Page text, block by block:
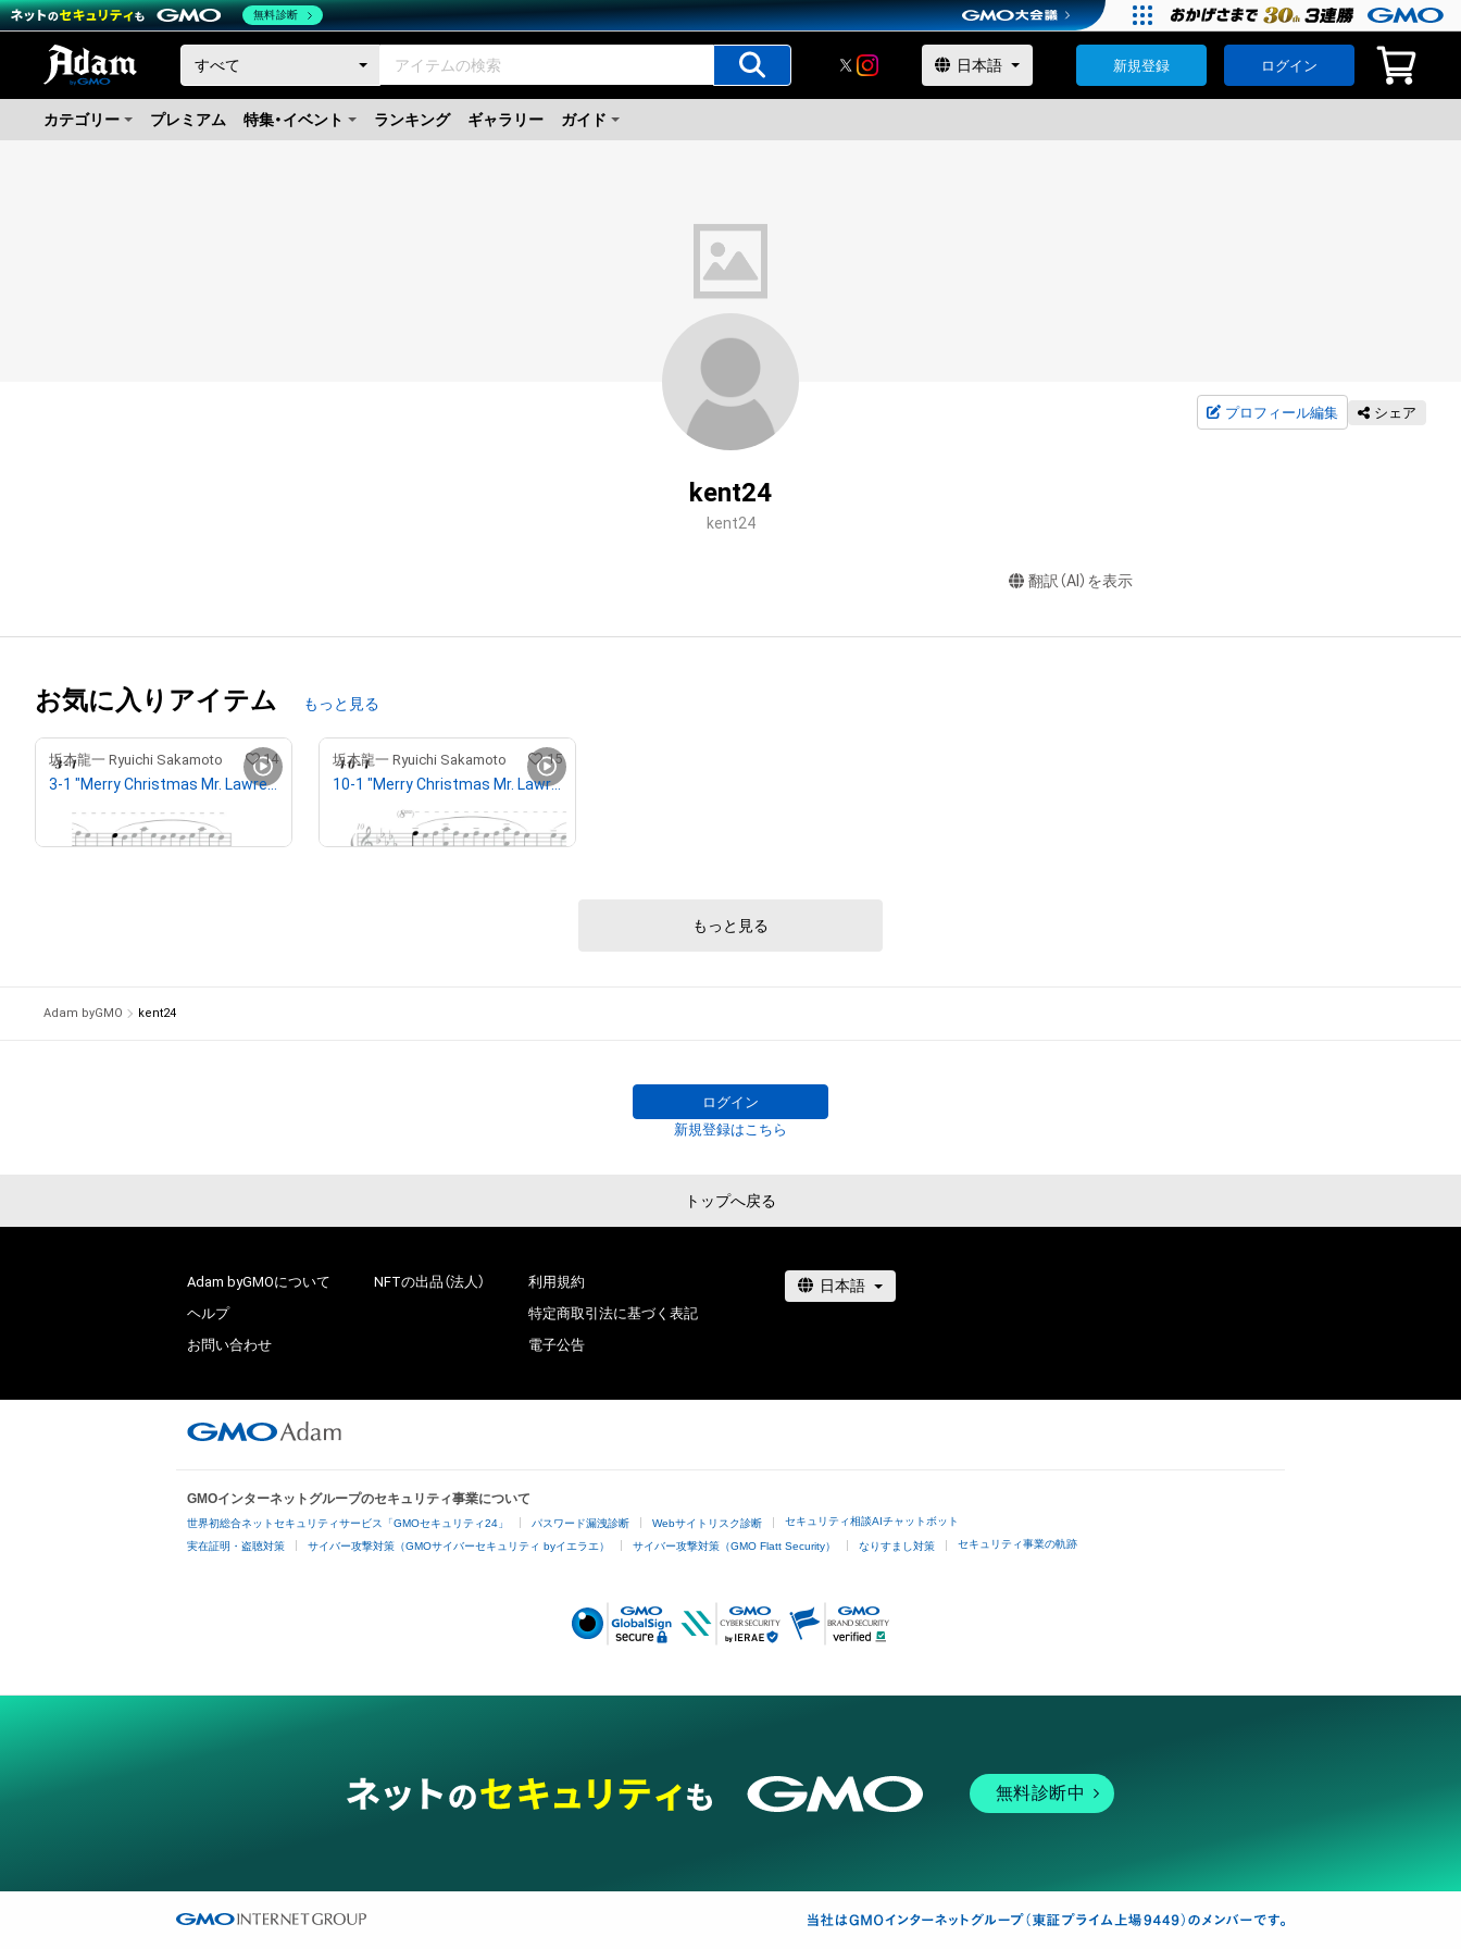
新規登録 ログイン
カテゴリー プレミアム 特集・イベント ランキング ギャラリー ガイド
プロフィール編集 シェア
kent24
kent24
翻訳（AI）を表示
お気に入りアイテム もっと見る
坂本龍一 Ryuichi Sakamoto 14
3-1 "Merry Christmas Mr. Lawrence" Ryuichi Sakamoto 坂本 龍一
出庫済
坂本龍一 Ryuichi Sakamoto 15
10-1 "Merry Christmas Mr. Lawrence" Ryuichi Sakamoto 坂本 龍一
1,200,000
もっと見る
Adam byGMO kent24
ログイン
新規登録はこちら
トップへ戻る
Adam byGMOについて
ヘルプ
お問い合わせ
NFTの出品（法人）
利用規約
特定商取引法に基づく表記
電子公告
GMOインターネットグループのセキュリティ事業について
世界初総合ネットセキュリティサービス「GMOセキュリティ24」 パスワード漏洩診断 Webサイトリスク診断 セキュリティ相談AIチャットボット
実在証明・盗聴対策 サイバー攻撃対策（GMOサイバーセキュリティ byイエラエ） サイバー攻撃対策（GMO Flatt Security） なりすまし対策 セキュリティ事業の軌跡
無料診断中
無料診断